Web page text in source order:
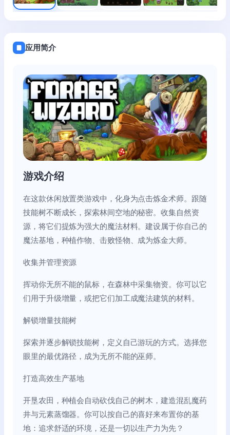
应用简介
游戏介绍
在这款休闲放置类游戏中，化身为点击炼金术师。跟随
技能树不断成长，探索林间空地的秘密。收集自然资
源，将它们提炼为强大的魔法材料。建设属于你自己的
魔法基地，种植作物、击败怪物、成为炼金大师。
收集并管理资源
挥动你无所不能的鼠标，在森林中采集物资。你可以它
们用于升级增量，或把它们加工成魔法建筑的材料。
解锁增量技能树
探索并逐步解锁技能树，定义自己游玩的方式。选择您
眼里的最优路径，成为无所不能的巫师。
打造高效生产基地
开垦农田，种植会自动砍伐自己的树木，建造混乱魔药
井与元素蒸馏器。你可以按自己的喜好来布置你的基
地：追求舒适的环境，还是一切以生产力为先？